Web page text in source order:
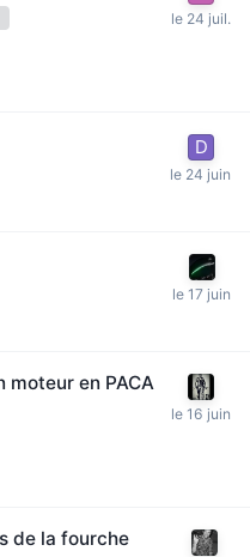
en PACA
de la fourche